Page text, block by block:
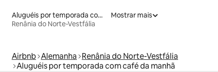
Aluguéis por temporada com acesso ao lago
Renânia do Norte-Vestfália
Mostrar mais
Airbnb Alemanha Renânia do Norte-Vestfália
Aluguéis por temporada com café da manhã